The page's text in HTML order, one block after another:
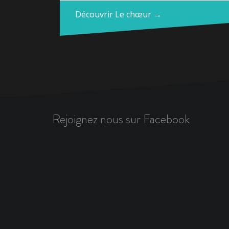
Découvrir Le chœur →
Rejoignez nous sur Facebook